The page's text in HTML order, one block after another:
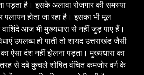
पड़ता है। इसके अलावा रोजगार की समस्या
पलायन होता जा रहा है। इसका भी मूल
आज भी मुख्यधारा से नहीं जुड़ पाए हैं।
उपलब्ध हो पाती तो शायद उत्तराखंड जैसी
ऐसा दंश नहीं झेलना पड़ता। मुख्यधारा का
से दबे कुचले शोषित वंचित कमजोर वर्ग के